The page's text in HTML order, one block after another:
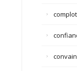
complot